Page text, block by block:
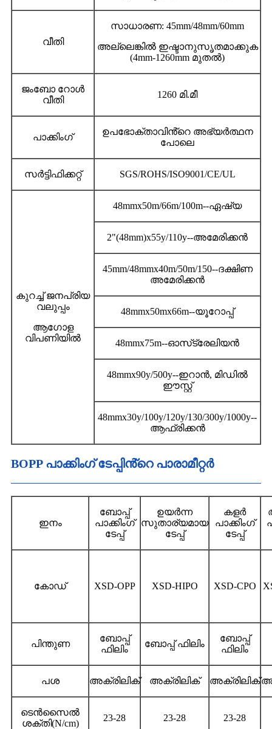
വീതി
സാധാരണ: 45mm/48mm/60mm
അല്ലെങ്കിൽ ഇഷ്ടാനുസൃതമാക്കുക
(4mm-1260mm മുതൽ)
ജംബോ റോൾ
വീതി
1260 മി.മീ
പാക്കിംഗ്
ഉപഭോക്താവിൻ്റെ അഭ്യർത്ഥന
പോലെ
സർട്ടിഫിക്കറ്റ് SGS/ROHS/ISO9001/CE/UL
കുറച്ച് ജനപ്രിയ
വലുപ്പം
ആഗോള
വിപണിയിൽ
48mmx50m/66m/100m--ഏഷ്യ
2"(48mm)x55y/110y--അമേരിക്കൻ
45mm/48mmx40m/50m/150--ദക്ഷിണ
അമേരിക്കൻ
48mmx50mx66m--യൂറോപ്പ്
48mmx75m--ഓസ്‌ട്രേലിയൻ
48mmx90y/500y--ഇറാൻ, മിഡിൽ
ഈസ്റ്റ്
48mmx30y/100y/120y/130/300y/1000y--
ആഫ്രിക്കൻ
BOPP പാക്കിംഗ് ടേപ്പിൻ്റെ പാരാമീറ്റർ
ഇനം
ബോപ്പ്
പാക്കിംഗ്
ടേപ്പ്
ഉയർന്ന
സുതാര്യമായ
ടേപ്പ്
കളർ
പാക്കിംഗ്
ടേപ്പ്
കോഡ് XSD-OPP XSD-HIPO XSD-CPO
പിന്തുണ
ബോപ്പ്
ഫിലിം
ബോപ്പ് ഫിലിം
ബോപ്പ്
ഫിലിം
പശ അക്രിലിക് അക്രിലിക് അക്രിലിക്
ടെൻസൈൽ
ശക്തി(N/cm)
23-28 23-28 23-28